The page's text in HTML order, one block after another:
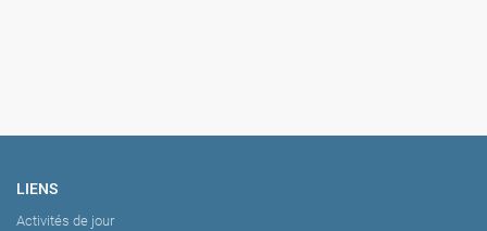
LIENS
Activités de jour